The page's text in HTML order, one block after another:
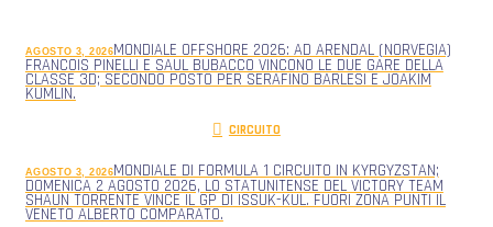
AGOSTO 3, 2026MONDIALE OFFSHORE 2026: AD ARENDAL (NORVEGIA)
FRANCOIS PINELLI E SAUL BUBACCO VINCONO LE DUE GARE DELLA
CLASSE 3D; SECONDO POSTO PER SERAFINO BARLESI E JOAKIM
KUMLIN.
CIRCUITO
AGOSTO 3, 2026MONDIALE DI FORMULA 1 CIRCUITO IN KYRGYZSTAN;
DOMENICA 2 AGOSTO 2026, LO STATUNITENSE DEL VICTORY TEAM
SHAUN TORRENTE VINCE IL GP DI ISSUK-KUL. FUORI ZONA PUNTI IL
VENETO ALBERTO COMPARATO.